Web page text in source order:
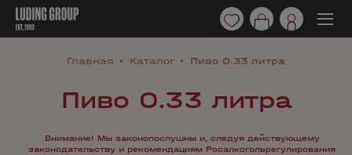
Главная Каталог Пиво 0.33 литра
Пиво 0.33 литра
Внимание! Мы законопослушны и, следуя действующему
законодательству и рекомендациям Росалкогольрегулирования